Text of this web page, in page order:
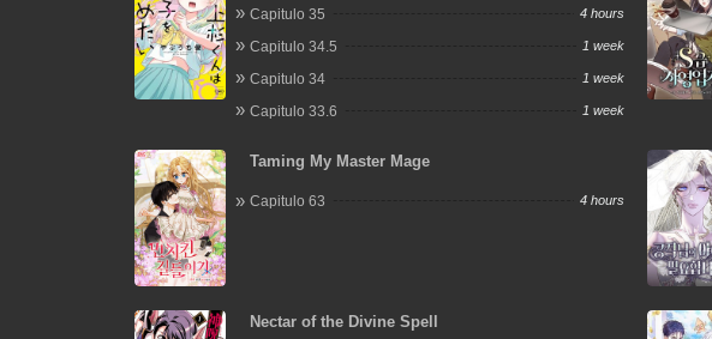
Capitulo 35 4 hours
Capitulo 34.5 1 week
Capitulo 34 1 week
Capitulo 33.6 1 week
Taming My Master Mage
Capitulo 63 4 hours
Nectar of the Divine Spell